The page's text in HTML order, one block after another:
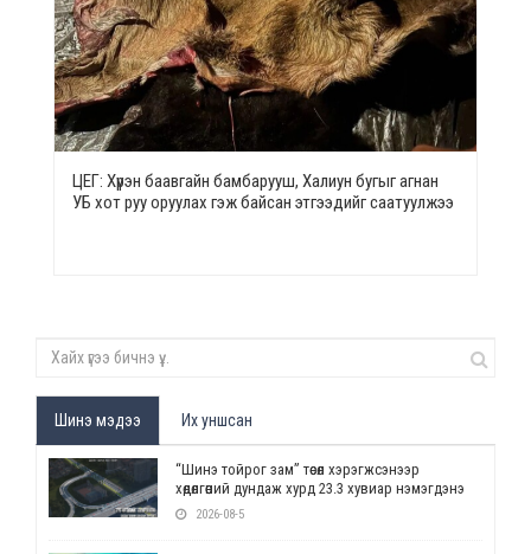
ЦЕГ: Хүрэн баавгайн бамбарууш, Халиун бугыг агнан
УБ хот руу оруулах гэж байсан этгээдийг саатуулжээ
Шинэ мэдээ Их уншсан
“Шинэ тойрог зам” төсөл хэрэгжсэнээр
хөдөлгөөний дундаж хурд 23.3 хувиар нэмэгдэнэ
2026-08-5